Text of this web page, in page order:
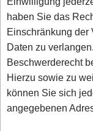
haben Sie das
Einschränkung der
Daten zu
Beschwerderecht
Hierzu sowie zu
können Sie sich
angegebenen